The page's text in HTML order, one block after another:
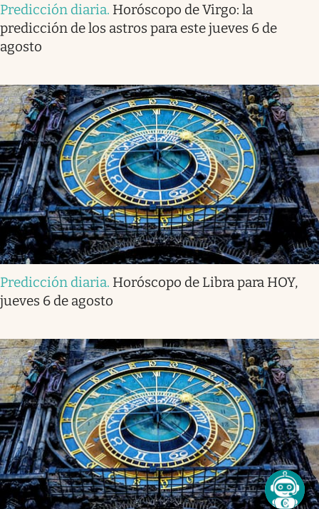
Predicción diaria. Horóscopo de Virgo: la
predicción de los astros para este jueves 6 de
agosto
Predicción diaria. Horóscopo de Libra para HOY,
jueves 6 de agosto